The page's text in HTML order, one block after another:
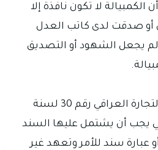
الكمبيالة لا تكون نافذة إلا
أو صدقت لدى كاتب العدل
لم يجعل الشهود أو التصديق
المادة 133 من قانون التجارة العراقي رقم 30 لسنة
التي يجب أن يشتمل عليها السند
عبارة سند للأمر وتعهد غير